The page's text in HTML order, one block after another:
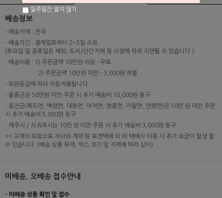
배송정보
- 배송지역 : 전국
- 배송기간 : 결제일로부터 2~5일 소요
(토요일 및 공휴일은 제외, 도서/산간지역 등 사정에 따라 지연될 수 있습니다.)
- 배송비용 : 1) 주문금액 10만원 이상 - 무료
2) 주문금액 10만원 미만 - 3,000원 착불
- 회원등급에 따라 차등적용됩니다.
- 울릉군은 50만원 미만 주문 시 추가 배송비 10,000원 청구
- 옹진군(북도면, 백령면, 대청면, 덕적면, 영흥면, 자월면, 연평면)은 50만 원 미만 주문
시 추가 배송비 5,000원 청구
- 제주시 / 서귀포시는 10만 원 미만 주문 시 추가 배송비 3,000원 청구
** 고객의 요청으로 자사와 계약 된 로젠택배 외 타 택배사 이용 시 추가 요금이 발생 할
수 있습니다. (배송 상품 무게, 박스 크기 및 지역에 따라 상이)
미배송, 오배송 접수안내
- 미배송 상품 확인 및 접수
일주일간 열지 않기